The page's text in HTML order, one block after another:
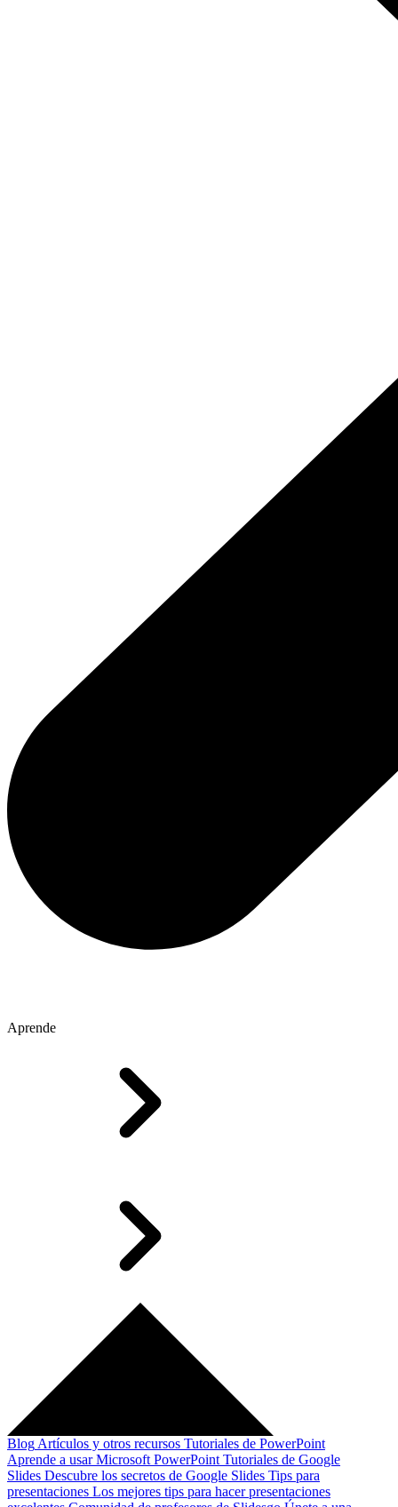
Aprende
Blog Artículos y otros recursos Tutoriales de PowerPoint
Aprende a usar Microsoft PowerPoint Tutoriales de Google
Slides Descubre los secretos de Google Slides Tips para
presentaciones Los mejores tips para hacer presentaciones